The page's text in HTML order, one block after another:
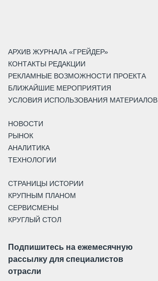
АРХИВ ЖУРНАЛА «ГРЕЙДЕР»
КОНТАКТЫ РЕДАКЦИИ
РЕКЛАМНЫЕ ВОЗМОЖНОСТИ ПРОЕКТА
БЛИЖАЙШИЕ МЕРОПРИЯТИЯ
УСЛОВИЯ ИСПОЛЬЗОВАНИЯ МАТЕРИАЛОВ
НОВОСТИ
РЫНОК
АНАЛИТИКА
ТЕХНОЛОГИИ
СТРАНИЦЫ ИСТОРИИ
КРУПНЫМ ПЛАНОМ
СЕРВИСМЕНЫ
КРУГЛЫЙ СТОЛ
Подпишитесь на ежемесячную
рассылку для специалистов
отрасли